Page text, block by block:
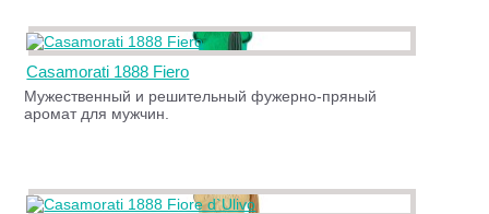
Casamorati 1888 Fiero
Мужественный и решительный фужерно-пряный
аромат для мужчин.